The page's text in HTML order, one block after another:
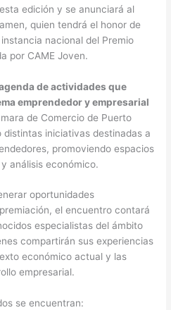
edición y se anunciará al
quien tendrá el honor de
nacional del Premio
por CAME Joven.
de actividades que
emprendedor y empresarial
de Comercio de Puerto
distintas iniciativas destinadas a
promoviendo espacios
análisis económico.
oportunidades
el encuentro contará
especialistas del ámbito
compartirán sus experiencias
económico actual y las
empresarial.
se encuentran: